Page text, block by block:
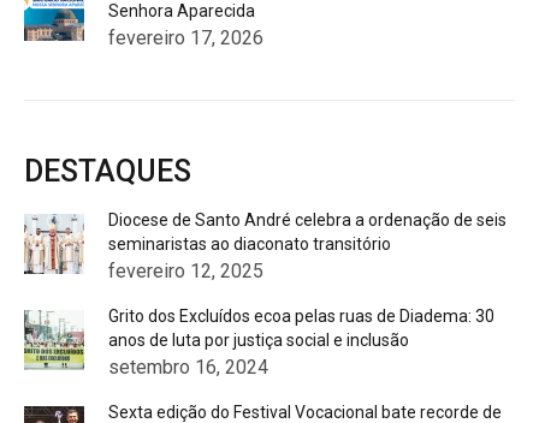
Senhora Aparecida
fevereiro 17, 2026
DESTAQUES
Diocese de Santo André celebra a ordenação de seis
seminaristas ao diaconato transitório
fevereiro 12, 2025
Grito dos Excluídos ecoa pelas ruas de Diadema: 30
anos de luta por justiça social e inclusão
setembro 16, 2024
Sexta edição do Festival Vocacional bate recorde de